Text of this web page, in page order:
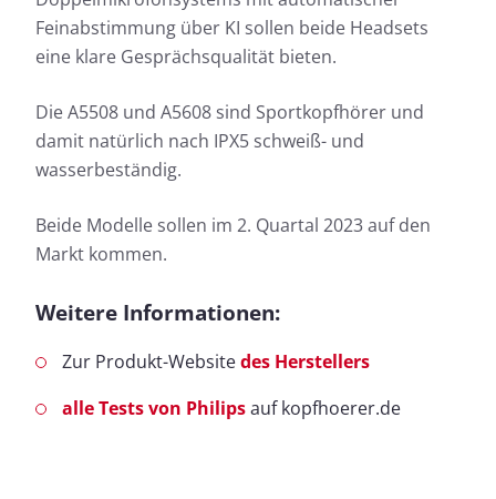
Feinabstimmung über KI sollen beide Headsets
eine klare Gesprächsqualität bieten.
Die A5508 und A5608 sind Sportkopfhörer und
damit natürlich nach IPX5 schweiß- und
wasserbeständig.
Beide Modelle sollen im 2. Quartal 2023 auf den
Markt kommen.
Weitere Informationen:
Zur Produkt-Websitedes Herstellers
alle Tests von Philipsauf kopfhoerer.de